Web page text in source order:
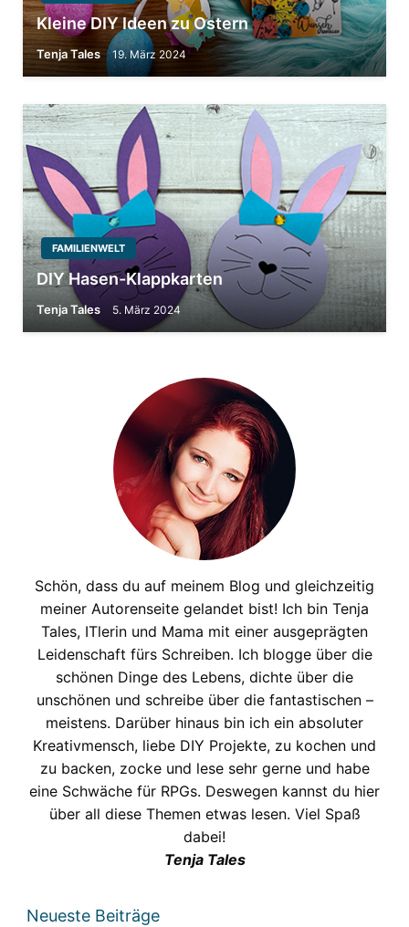
Kleine DIY Ideen zu Ostern
Tenja Tales 19. März 2024
FAMILIENWELT
DIY Hasen-Klappkarten
Tenja Tales 5. März 2024
Schön, dass du auf meinem Blog und gleichzeitig
meiner Autorenseite gelandet bist! Ich bin Tenja
Tales, ITlerin und Mama mit einer ausgeprägten
Leidenschaft fürs Schreiben. Ich blogge über die
schönen Dinge des Lebens, dichte über die
unschönen und schreibe über die fantastischen –
meistens. Darüber hinaus bin ich ein absoluter
Kreativmensch, liebe DIY Projekte, zu kochen und
zu backen, zocke und lese sehr gerne und habe
eine Schwäche für RPGs. Deswegen kannst du hier
über all diese Themen etwas lesen. Viel Spaß
dabei!
Tenja Tales
Neueste Beiträge